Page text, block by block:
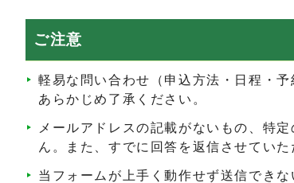
ご注意
軽易な問い合わせ（申込方法・日程・
あらかじめ了承ください。
メールアドレスの記載がないもの、特
ん。また、すでに回答を返信させてい
当フォームが上手く動作せず送信でき